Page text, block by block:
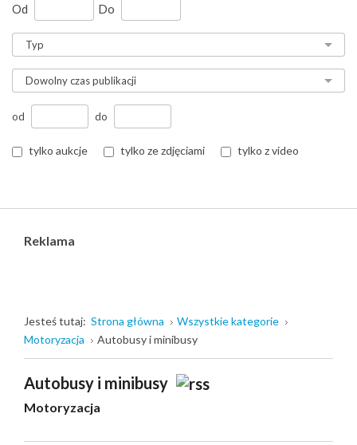
Od Do
od do
tylko aukcje tylko ze zdjęciami tylko z video
Reklama
Jesteś tutaj: Strona główna
Wszystkie kategorie
Motoryzacja
Autobusy i minibusy
Autobusy i minibusy
Motoryzacja